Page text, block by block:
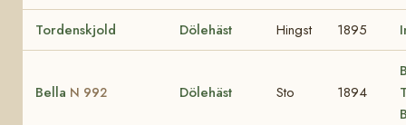
Tordenskjold Dölehäst Hingst 1895
Bella N 992 Dölehäst Sto 1894